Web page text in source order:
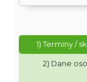
1) Terminy /
2) Dane